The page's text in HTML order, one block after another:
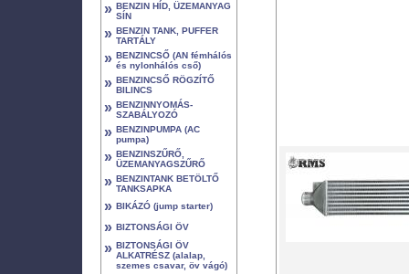
» BENZIN HÍD, ÜZEMANYAG
SÍN
» BENZIN TANK, PUFFER
TARTÁLY
» BENZINCSŐ (AN fémhálós
és nylonhálós cső)
» BENZINCSŐ RÖGZÍTŐ
BILINCS
» BENZINNYOMÁS-
SZABÁLYOZÓ
» BENZINPUMPA (AC
pumpa)
» BENZINSZŰRŐ,
ÜZEMANYAGSZŰRŐ
» BENZINTANK BETÖLTŐ
TANKSAPKA
» BIKÁZÓ (jump starter)
» BIZTONSÁGI ÖV
» BIZTONSÁGI ÖV
ALKATRÉSZ (alalap,
szemes csavar, öv vágó)